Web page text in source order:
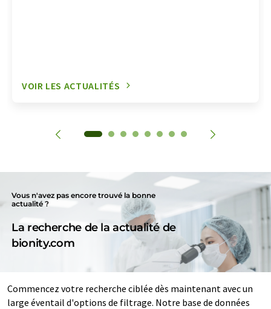
VOIR LES ACTUALITÉS
Vous n'avez pas encore trouvé la bonne
actualité ?
La recherche de la actualité de
bionity.com
Commencez votre recherche ciblée dès maintenant avec un
large éventail d'options de filtrage. Notre base de données